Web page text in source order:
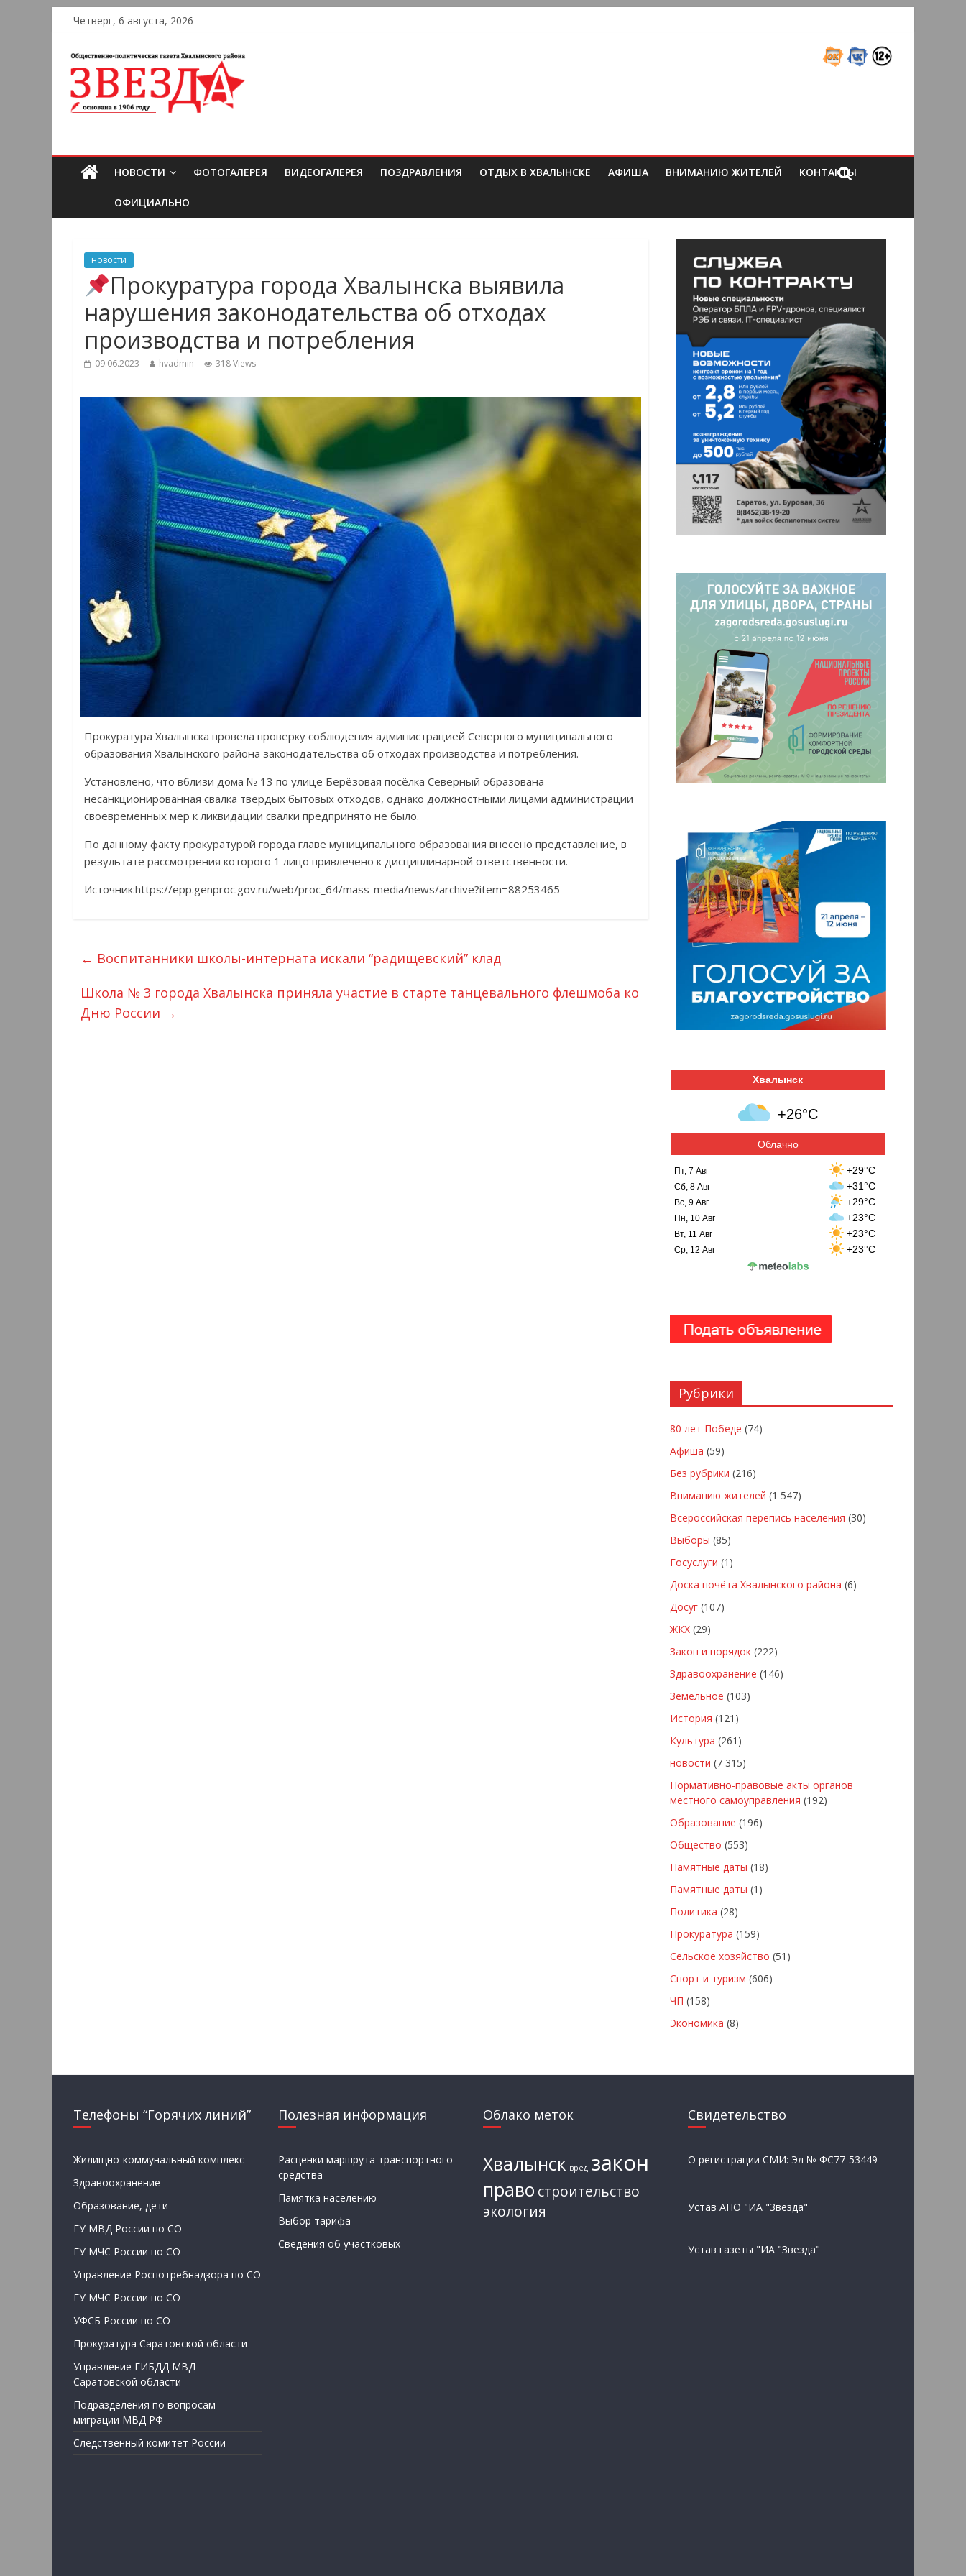
Четверг, 6 августа, 2026
НОВОСТИ ФОТОГАЛЕРЕЯ ВИДЕОГАЛЕРЕЯ ПОЗДРАВЛЕНИЯ ОТДЫХ В ХВАЛЫНСКЕ АФИША ВНИМАНИЮ ЖИТЕЛЕЙ КОНТАКТЫ
ОФИЦИАЛЬНО
новости
Прокуратура города Хвалынска выявила
нарушения законодательства об отходах
производства и потребления
09.06.2023 hvadmin 318 Views
Прокуратура Хвалынска провела проверку соблюдения администрацией Северного муниципального
образования Хвалынского района законодательства об отходах производства и потребления.
Установлено, что вблизи дома № 13 по улице Берёзовая посёлка Северный образована
несанкционированная свалка твёрдых бытовых отходов, однако должностными лицами администрации
своевременных мер к ликвидации свалки предпринято не было.
По данному факту прокуратурой города главе муниципального образования внесено представление, в
результате рассмотрения которого 1 лицо привлечено к дисциплинарной ответственности.
Источник:https://epp.genproc.gov.ru/web/proc_64/mass-media/news/archive?item=88253465
← Воспитанники школы-интерната искали “радищевский” клад
Школа № 3 города Хвалынска приняла участие в старте танцевального флешмоба ко
Дню России →
Хвалынск
+26°C
Облачно
Пт, 7 Авг +29°C
Сб, 8 Авг +31°C
Вс, 9 Авг +29°C
Пн, 10 Авг +23°C
Вт, 11 Авг +23°C
Ср, 12 Авг +23°C
Рубрики
80 лет Победе (74)
Афиша (59)
Без рубрики (216)
Вниманию жителей (1 547)
Всероссийская перепись населения (30)
Выборы (85)
Госуслуги (1)
Доска почёта Хвалынского района (6)
Досуг (107)
ЖКХ (29)
Закон и порядок (222)
Здравоохранение (146)
Земельное (103)
История (121)
Культура (261)
новости (7 315)
Нормативно-правовые акты органов
местного самоуправления (192)
Образование (196)
Общество (553)
Памятные даты (18)
Памятные даты (1)
Политика (28)
Прокуратура (159)
Сельское хозяйство (51)
Спорт и туризм (606)
ЧП (158)
Экономика (8)
Телефоны “Горячих линий”
Жилищно-коммунальный комплекс
Здравоохранение
Образование, дети
ГУ МВД России по СО
ГУ МЧС России по СО
Управление Роспотребнадзора по СО
ГУ МЧС России по СО
УФСБ России по СО
Прокуратура Саратовской области
Управление ГИБДД МВД
Саратовской области
Подразделения по вопросам
миграции МВД РФ
Следственный комитет России
Полезная информация
Расценки маршрута транспортного
средства
Памятка населению
Выбор тарифа
Сведения об участковых
Облако меток
Хвалынск вред закон
право строительство
экология
Свидетельство
О регистрации СМИ: Эл № ФС77-53449
Устав АНО "ИА "Звезда"
Устав газеты "ИА "Звезда"